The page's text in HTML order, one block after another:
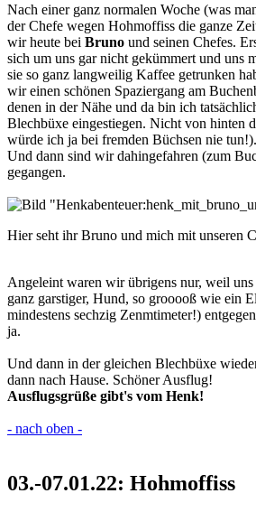
Nach einer ganz normalen Woche (was
der Chefe wegen Hohmoffiss die ganze
wir heute bei Bruno und seinen Chefes.
sich um uns gar nicht gekümmert und uns
sie so ganz langweilig Kaffee getrunken
wir einen schönen Spaziergang am
denen in der Nähe und da bin ich
Blechbüxe eingestiegen. Nicht von hinten
würde ich ja bei fremden Büchsen nie
Und dann sind wir dahingefahren (zum
gegangen.
Hier seht ihr Bruno und mich mit unseren
Angeleint waren wir übrigens nur, weil
ganz garstiger, Hund, so grooooß wie ein
mindestens sechzig Zenmtimeter!)
ja.
Und dann in der gleichen Blechbüxe
dann nach Hause. Schöner Ausflug!
Ausflugsgrüße gibt's vom Henk!
- nach oben -
03.-07.01.22: Hohmoffiss